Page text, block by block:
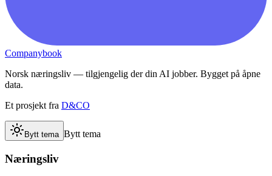
Companybook
Norsk næringsliv — tilgjengelig der din AI jobber. Bygget på åpne
data.
Et prosjekt fra D&CO
Bytt tema Bytt tema
Næringsliv